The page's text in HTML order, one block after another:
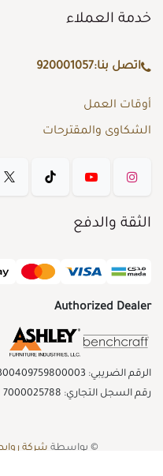
خدمة العملاء
اتصل بنا:920001057
أوقات العمل
الشكاوى والمقترحات
الثقة والدفع
Authorized Dealer
الرقم الضريبي: 300409759800003
رقم السجل التجاري: 7000025788
© بواسطة شركة